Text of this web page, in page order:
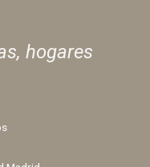
hogares